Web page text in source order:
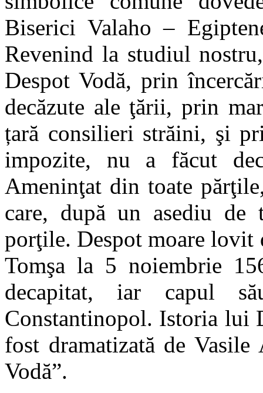
Biserici Valaho –
Revenind la studiul
Despot Vodă, prin
decăzute ale ţării, prin
țară consilieri străini, şi
impozite, nu a făcut
Ameninţat din toate
care, după un asediu de
porţile. Despot moare lovit
Tomşa la 5 noiembrie
decapitat, iar capul
Constantinopol. Istoria lui
fost dramatizată de
Vodă”.